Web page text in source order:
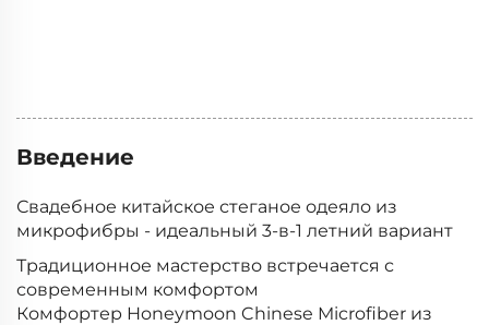
Введение
Свадебное китайское стеганое одеяло из
микрофибры - идеальный 3-в-1 летний вариант
Традиционное мастерство встречается с
современным комфортом
Комфортер Honeymoon Chinese Microfiber из